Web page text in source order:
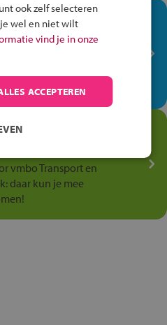
ben je op je
het vmbo jouw talent
waar elke dag
in de
vmbo Transport en
daar kun je mee
ook zelf selecteren
wel en niet wilt
vind je in onze
ACCEPTEREN